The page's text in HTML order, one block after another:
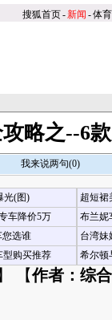
搜狐首页-新闻 -体育
略之--6
我来说两句(0)
光(图)
车降价5万
选谁
型购买推荐
超短裙
布兰妮
台湾妹
希尔顿
】 【作者：综